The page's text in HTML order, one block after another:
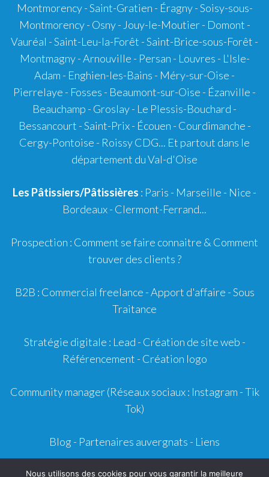
Montmorency - Saint-Gratien - Éragny - Soisy-sous-
Montmorency - Osny - Jouy-le-Moutier - Domont -
Vauréal - Saint-Leu-la-Forêt - Saint-Brice-sous-Forêt -
Montmagny - Arnouville - Persan - Louvres - L'Isle-
Adam - Enghien-les-Bains - Méry-sur-Oise -
Pierrelaye - Fosses - Beaumont-sur-Oise - Ézanville -
Beauchamp - Groslay - Le Plessis-Bouchard -
Bessancourt - Saint-Prix - Écouen - Courdimanche -
Cergy-Pontoise - Roissy CDG... Et partout dans le
département du Val-d'Oise
Les Pâtissiers/Pâtissières : Paris - Marseille - Nice -
Bordeaux- Clermont-Ferrand...
Prospection : Comment se faire connaitre & Comment
trouver des clients ?
B2B : Commercial freelance -Apport d'affaire - Sous
Traitance
Stratégie digitale : Lead - Création de site web -
Référencement - Création logo
Community manager(Réseaux sociaux : Instagram - Tik
Tok)
Blog - Partenaires auvergnats - Liens
Nous utilisons des cookies pour vous garantir la meilleure